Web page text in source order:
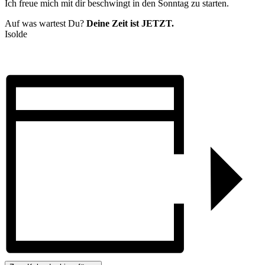
Ich freue mich mit dir beschwingt in den Sonntag zu starten.
Auf was wartest Du? Deine Zeit ist JETZT.
Isolde